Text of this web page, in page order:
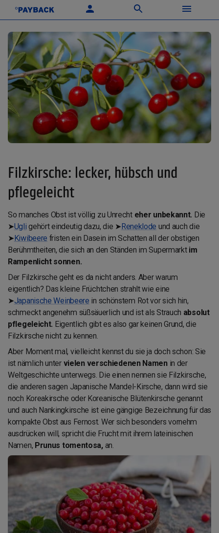
Filzkirsche: lecker, hübsch und
pflegeleicht
So manches Obst ist völlig zu Unrecht eher unbekannt. Die
➤Ugli gehört eindeutig dazu, die ➤Reneklode und auch die
➤Kiwibeere fristen ein Dasein im Schatten all der obstigen
Berühmtheiten, die sich an den Ständen im Supermarktim
Rampenlicht sonnen.
Der Filzkirsche geht es da nicht anders. Aber warum
eigentlich? Das kleine Früchtchen strahlt wie eine
➤Japanische Weinbeere in schönstem Rot vor sich hin,
schmeckt angenehm süßsäuerlich und ist als Strauch absolut
pflegeleicht. Eigentlich gibt es also gar keinen Grund, die
Filzkirsche nicht zu kennen.
Aber Moment mal, vielleicht kennst du sie ja doch schon: Sie
ist nämlich unter vielen verschiedenen Namenin der
Weltgeschichte unterwegs. Die einen nennen sie Filzkirsche,
die anderen sagen Japanische Mandel-Kirsche, dann wird sie
noch Koreakirsche oder Koreanische Blütenkirsche genannt
und auch Nankingkirsche ist eine gängige Bezeichnung für das
kompakte Obst aus Fernost. Wer sich besonders vornehm
ausdrücken will, spricht die Frucht mit ihrem lateinischen
Namen, Prunus tomentosa, an.